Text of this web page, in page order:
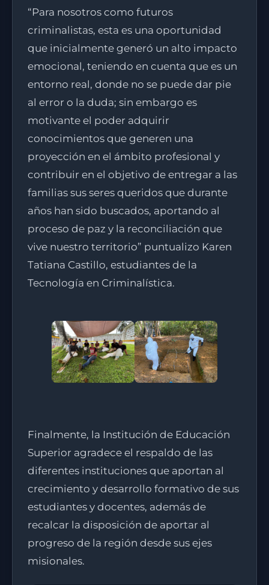
“Para nosotros como futuros
criminalistas, esta es una oportunidad
que inicialmente generó un alto impacto
emocional, teniendo en cuenta que es un
entorno real, donde no se puede dar pie
al error o la duda; sin embargo es
motivante el poder adquirir
conocimientos que generen una
proyección en el ámbito profesional y
contribuir en el objetivo de entregar a las
familias sus seres queridos que durante
años han sido buscados, aportando al
proceso de paz y la reconciliación que
vive nuestro territorio” puntualizo Karen
Tatiana Castillo, estudiantes de la
Tecnología en Criminalística.
Finalmente, la Institución de Educación
Superior agradece el respaldo de las
diferentes instituciones que aportan al
crecimiento y desarrollo formativo de sus
estudiantes y docentes, además de
recalcar la disposición de aportar al
progreso de la región desde sus ejes
misionales.